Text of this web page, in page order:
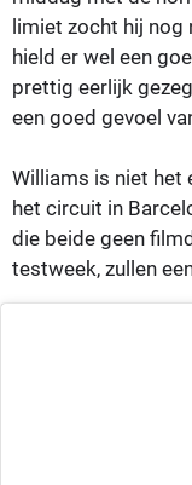
limiet zocht hij nog
hield er wel een
prettig eerlijk
een goed gevoel
Williams is niet het
het circuit in
die beide geen
testweek, zullen